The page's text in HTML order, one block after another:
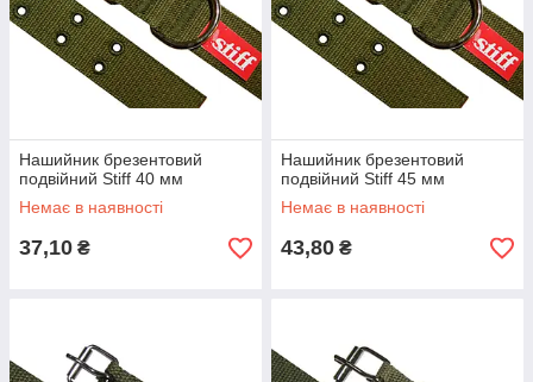
Нашийник брезентовий
подвійний Stiff 40 мм
Немає в наявності
37,10 ₴
Нашийник брезентовий
подвійний Stiff 45 мм
Немає в наявності
43,80 ₴